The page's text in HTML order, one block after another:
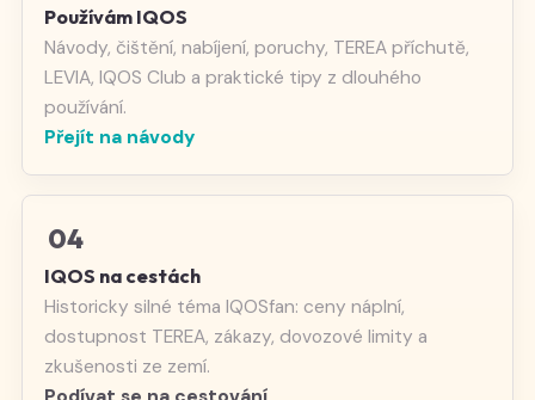
Používám IQOS
Návody, čištění, nabíjení, poruchy, TEREA příchutě,
LEVIA, IQOS Club a praktické tipy z dlouhého
používání.
Přejít na návody
04
IQOS na cestách
Historicky silné téma IQOSfan: ceny náplní,
dostupnost TEREA, zákazy, dovozové limity a
zkušenosti ze zemí.